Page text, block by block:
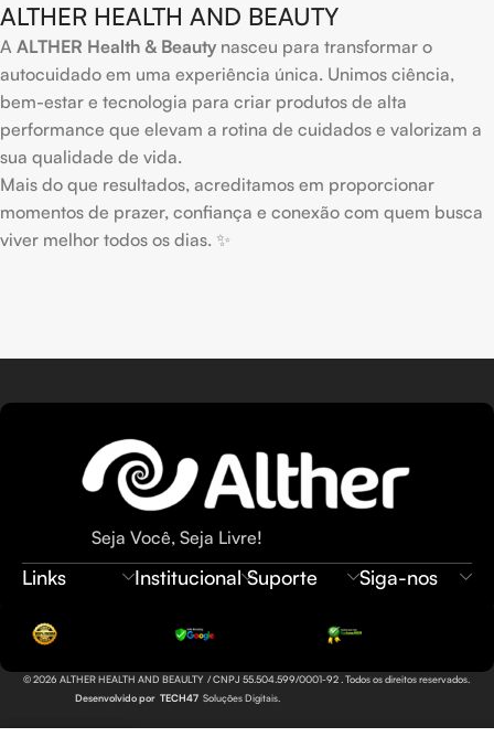
ALTHER HEALTH AND BEAUTY
A ALTHER Health & Beauty nasceu para transformar o
autocuidado em uma experiência única. Unimos ciência,
bem-estar e tecnologia para criar produtos de alta
performance que elevam a rotina de cuidados e valorizam a
sua qualidade de vida.
Mais do que resultados, acreditamos em proporcionar
momentos de prazer, confiança e conexão com quem busca
viver melhor todos os dias. ✨
Seja Você, Seja Livre!
Links Institucional Suporte Siga-nos
© 2026 ALTHER HEALTH AND BEAULTY / CNPJ 55.504.599/0001-92 . Todos os direitos reservados.
Desenvolvido por TECH47 Soluções Digitais.